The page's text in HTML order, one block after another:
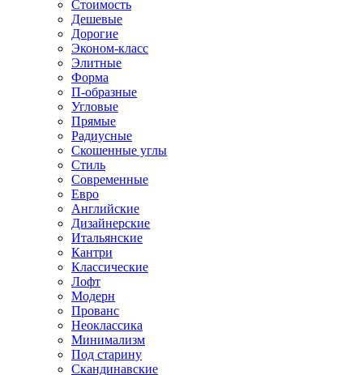
Стоимость
Дешевые
Дорогие
Эконом-класс
Элитные
Форма
П-образные
Угловые
Прямые
Радиусные
Скошенные углы
Стиль
Современные
Евро
Английские
Дизайнерские
Итальянские
Кантри
Классические
Лофт
Модерн
Прованс
Неоклассика
Минимализм
Под старину
Скандинавские